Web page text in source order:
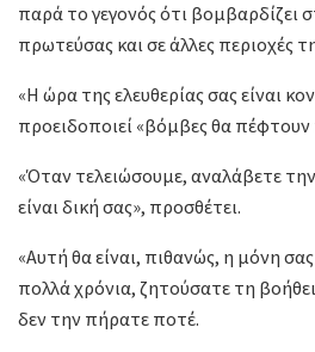
παρά το γεγονός ότι βομβαρδίζει
πρωτεύσας και σε άλλες περιοχές
«Η ώρα της ελευθερίας σας είναι
προειδοποιεί «βόμβες θα
«Όταν τελειώσουμε, αναλάβετε
είναι δική σας», προσθέτει.
«Αυτή θα είναι, πιθανώς, η μόνη σας
πολλά χρόνια, ζητούσατε τη
δεν την πήρατε ποτέ.